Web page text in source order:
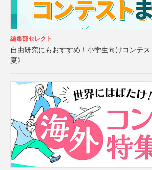
編集部セレクト
自由研究にもおすすめ！小学生向けコンテ
夏》